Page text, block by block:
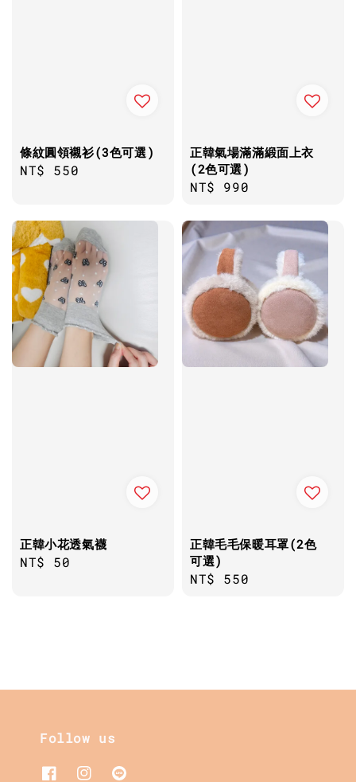
條紋圓領襯衫(3色可選)
Regular
NT$ 550
正韓氣場滿滿緞面上衣
(2色可選)
Regular
NT$ 990
正韓小花透氣襪
Regular
NT$ 50
正韓毛毛保暖耳罩(2色
可選)
Regular
NT$ 550
Follow us